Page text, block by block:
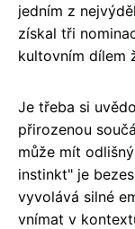
jedním z
získal tři
kultovním dílem
Je třeba si
přirozenou
může mít
instinkt" je
vyvolává silné
vnímat v